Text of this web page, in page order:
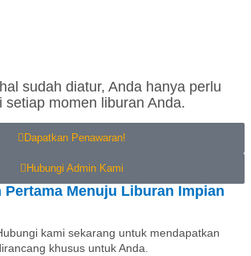
sudah diatur, Anda hanya perlu
setiap momen liburan Anda.
Dapatkan Penawaran!
Hubungi Admin Kami
Menuju Liburan Impian
kami sekarang untuk mendapatkan
khusus untuk Anda.